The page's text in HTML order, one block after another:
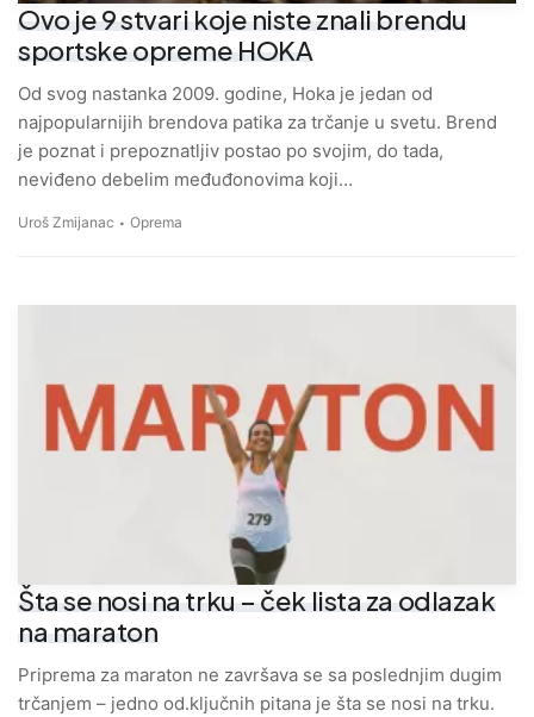
Ovo je 9 stvari koje niste znali brendu
sportske opreme HOKA
Od svog nastanka 2009. godine, Hoka je jedan od
najpopularnijih brendova patika za trčanje u svetu. Brend
je poznat i prepoznatljiv postao po svojim, do tada,
neviđeno debelim međuđonovima koji…
Uroš Zmijanac Oprema
Šta se nosi na trku – ček lista za odlazak
na maraton
Priprema za maraton ne završava se sa poslednjim dugim
trčanjem – jedno od.ključnih pitana je šta se nosi na trku.